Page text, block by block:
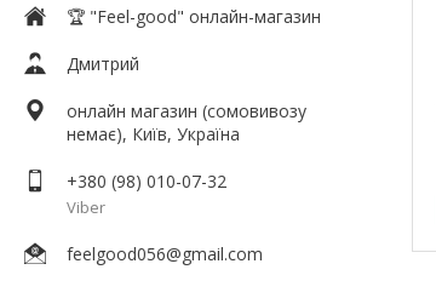
🏆 "Feel-good" онлайн-магазин
Дмитрий
онлайн магазин (сомовивозу
немає), Київ, Україна
+380 (98) 010-07-32
Viber
feelgood056@gmail.com